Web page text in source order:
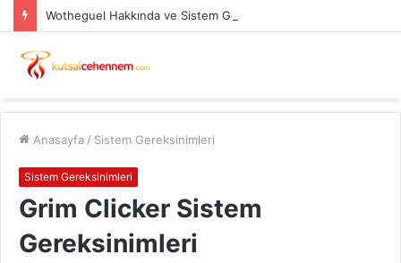
Wotheguel Hakkında ve Sistem Gereksinimleri PC
Anasayfa / Sistem Gereksinimleri
Sistem Gereksinimleri
Grim Clicker Sistem
Gereksinimleri